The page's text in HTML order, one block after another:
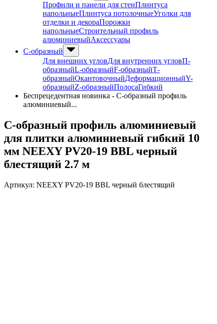
Профили и панели для стенПлинтуса
напольныеПлинтуса потолочныеУголки для
отделки и декораПорожки
напольныеСтроительный профиль
алюминиевыйАксессуары
С-образный
Для внешних угловДля внутренних угловП-
образныйL-образныйF-образныйТ-
образныйОкантовочныйДеформационныйY-
образныйZ-образныйПолосаГибкий
Беспрецедентная новинка - С-образный профиль
алюминиевый...
С-образный профиль алюминиевый
для плитки алюминиевый гибкий 10
мм NEEXY PV20-19 BBL черный
блестящий 2.7 м
Артикул: NEEXY PV20-19 BBL черный блестящий